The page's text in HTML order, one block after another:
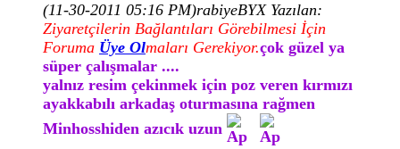
(11-30-2011 05:16 PM)rabiyeBYX Yazılan:
Ziyaretçilerin Bağlantıları Görebilmesi İçin
Foruma Üye Olmaları Gerekiyor.çok güzel ya
süper çalışmalar ....
yalnız resim çekinmek için poz veren kırmızı
ayakkabılı arkadaş oturmasına rağmen
Minhosshiden azıcık uzun